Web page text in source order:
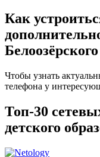
Как
Белоозёрского
Чтобы узнать
телефона у
Топ-30
детского